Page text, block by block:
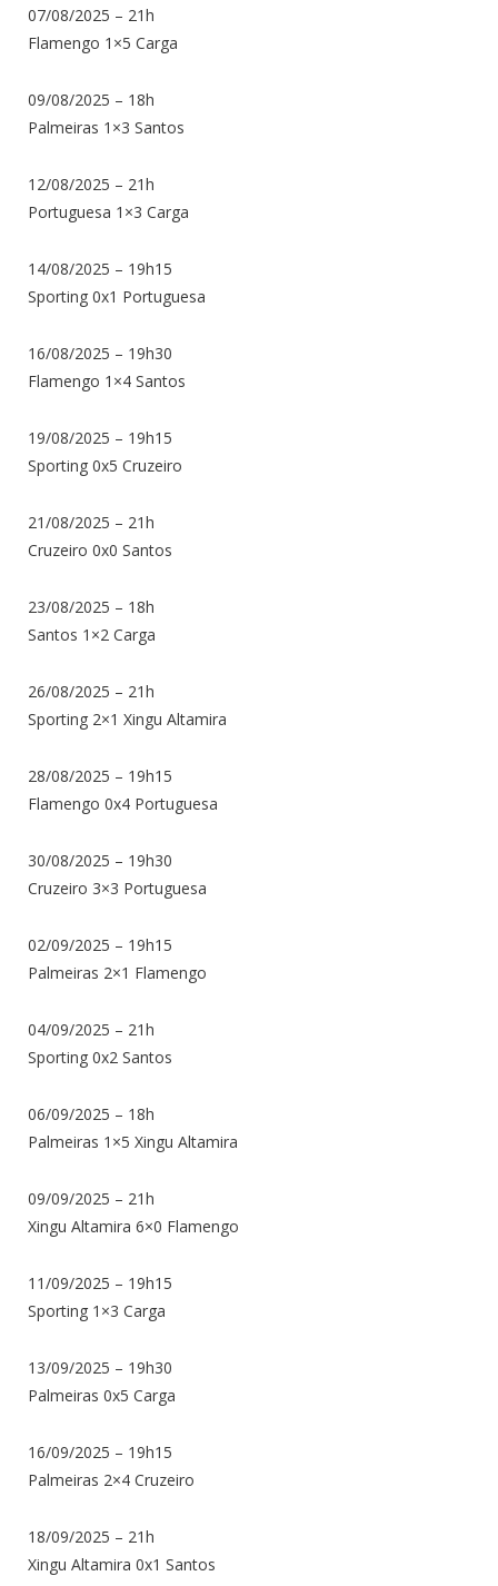
07/08/2025 – 21h
Flamengo 1×5 Carga
09/08/2025 – 18h
Palmeiras 1×3 Santos
12/08/2025 – 21h
Portuguesa 1×3 Carga
14/08/2025 – 19h15
Sporting 0x1 Portuguesa
16/08/2025 – 19h30
Flamengo 1×4 Santos
19/08/2025 – 19h15
Sporting 0x5 Cruzeiro
21/08/2025 – 21h
Cruzeiro 0x0 Santos
23/08/2025 – 18h
Santos 1×2 Carga
26/08/2025 – 21h
Sporting 2×1 Xingu Altamira
28/08/2025 – 19h15
Flamengo 0x4 Portuguesa
30/08/2025 – 19h30
Cruzeiro 3×3 Portuguesa
02/09/2025 – 19h15
Palmeiras 2×1 Flamengo
04/09/2025 – 21h
Sporting 0x2 Santos
06/09/2025 – 18h
Palmeiras 1×5 Xingu Altamira
09/09/2025 – 21h
Xingu Altamira 6×0 Flamengo
11/09/2025 – 19h15
Sporting 1×3 Carga
13/09/2025 – 19h30
Palmeiras 0x5 Carga
16/09/2025 – 19h15
Palmeiras 2×4 Cruzeiro
18/09/2025 – 21h
Xingu Altamira 0x1 Santos